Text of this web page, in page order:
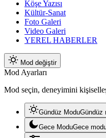
Köşe Yazısı
Kültür-Sanat
Foto Galeri
Video Galeri
YEREL HABERLER
Mod değiştir
Mod Ayarları
Mod seçin, deneyimini
Gündüz ModuGündüz
Gece ModuGece